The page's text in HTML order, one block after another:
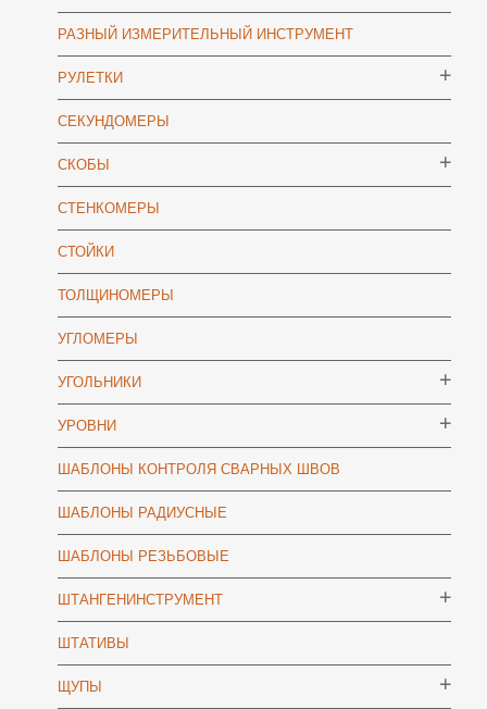
РАЗНЫЙ ИЗМЕРИТЕЛЬНЫЙ ИНСТРУМЕНТ
РУЛЕТКИ
СЕКУНДОМЕРЫ
СКОБЫ
СТЕНКОМЕРЫ
СТОЙКИ
ТОЛЩИНОМЕРЫ
УГЛОМЕРЫ
УГОЛЬНИКИ
УРОВНИ
ШАБЛОНЫ КОНТРОЛЯ СВАРНЫХ ШВОВ
ШАБЛОНЫ РАДИУСНЫЕ
ШАБЛОНЫ РЕЗЬБОВЫЕ
ШТАНГЕНИНСТРУМЕНТ
ШТАТИВЫ
ЩУПЫ